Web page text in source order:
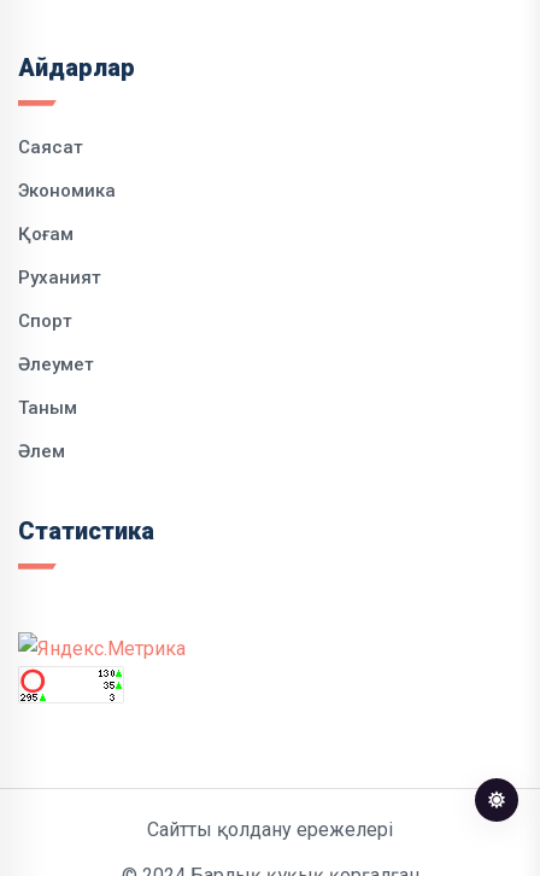
Айдарлар
Саясат
Экономика
Қоғам
Руханият
Спорт
Әлеумет
Таным
Әлем
Статистика
Сайтты қолдану ережелері